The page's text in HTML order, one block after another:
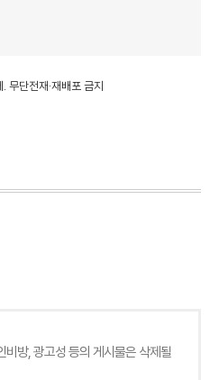
단전재·재배포 금지